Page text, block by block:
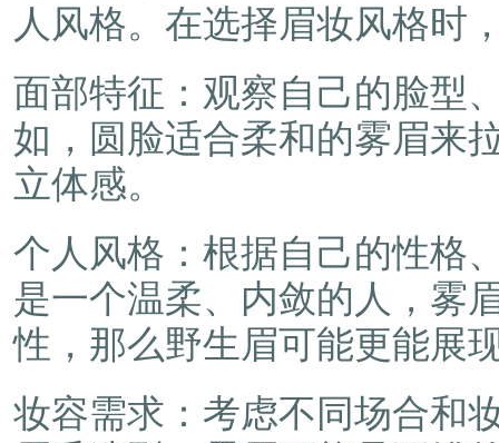
人风格。在选择眉妆风格时
面部特征：观察自己的脸型
如，圆脸适合柔和的雾眉来
立体感。
个人风格：根据自己的性格
是一个温柔、内敛的人，雾
性，那么野生眉可能更能展
妆容需求：考虑不同场合和